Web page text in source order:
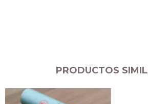
PRODUCTOS